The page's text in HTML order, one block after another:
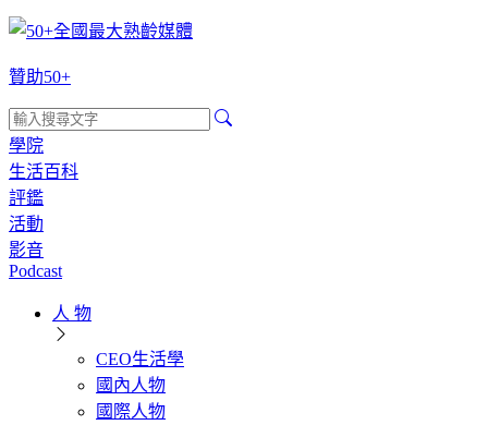
贊助50+
學院
生活百科
評鑑
活動
影音
Podcast
人 物
CEO生活學
國內人物
國際人物